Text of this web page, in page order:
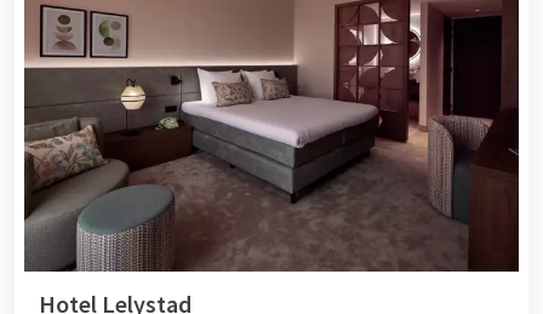
Hotel Lelystad